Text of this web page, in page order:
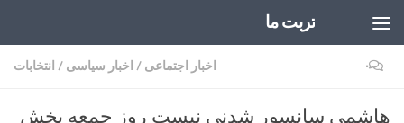
تربت ما
اخبار اجتماعی / اخبار سیاسی / انتخابات ۰
هاشمی سانسور شدنی نیست روز جمعه بخش